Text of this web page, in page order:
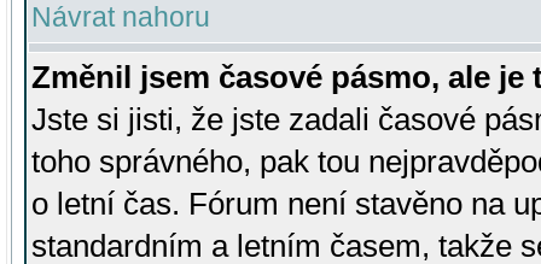
Návrat nahoru
Změnil jsem časové pásmo, ale je
Jste si jisti, že jste zadali časové
toho správného, pak tou
o letní čas. Fórum není stavěno na
standardním a letním časem, takže